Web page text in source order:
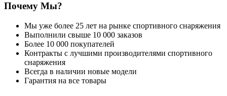
Почему Мы?
Мы уже более 25 лет на рынке спортивного снаряжения
Выполнили свыше 10 000 заказов
Более 10 000 покупателей
Контракты с лучшими производителями спортивного
снаряжения
Всегда в наличии новые модели
Гарантия на все товары